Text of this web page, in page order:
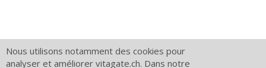
Nous utilisons notamment des cookies pour
analyser et améliorer vitagate.ch. Dans notre